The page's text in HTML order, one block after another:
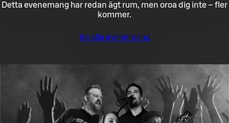
Detta evenemang har redan ägt rum, men oroa dig inte – fler
kommer.
Se alla evenemang